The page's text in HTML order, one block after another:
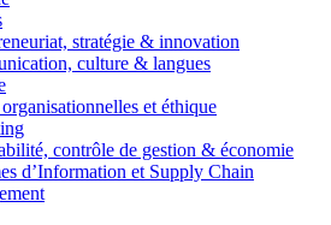
stratégie & innovation
culture & langues
et éthique
contrôle de gestion & économie
d’Information et Supply Chain